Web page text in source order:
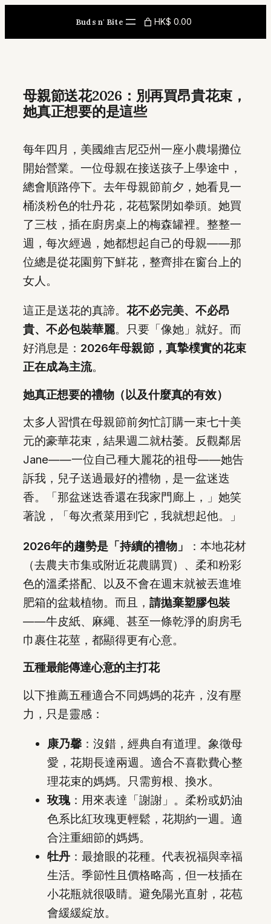
content
Buds n' Bite HK$ 0.00
母親節送花2026：別再買昂貴花束，
她真正想要的是這些
每年四月，美國維吉尼亞州一座小農場攤位
開始營業。一位母親在接送孩子上學途中，
總會順路停下。去年母親節前夕，她看見一
桶淡粉色的牡丹花，花苞緊閉如拳頭。她買
了三枝，插在廚房桌上的梅森罐裡。整整一
週，每次經過，她都想起自己的母親——那
位總是從花園剪下鮮花，整齊排在窗台上的
女人。
這正是送花的真諦。 花不必完美、不必昂
貴、不必包裝華麗。只要「像她」就好。而
好消息是： 2026年母親節，真摯樸實的花束
正在成為主流。
她真正想要的禮物（以及什麼真的有效）
太多人習慣在母親節前匆忙訂購一束七十美
元的豪華花束，結果週二就枯萎。反觀鄰居
Jane——一位自己種大麗花的祖母——她告
訴我，兒子送過最好的禮物，是一盆迷迭
香。「那盆迷迭香還在我家門廊上，」她笑
著說，「每次煮菜用到它，我就想起他。」
2026年的趨勢是「持續的禮物」
：本地花材
（去農夫市集或附近花農購買）、柔和粉彩
色的溫柔搭配、以及不會在週末就被丟進堆
肥箱的盆栽植物。而且， 請拋棄塑膠包裝
——牛皮紙、麻繩、甚至一條乾淨的廚房毛
巾裹住花莖，都顯得更有心意。
五種最能傳達心意的主打花
以下推薦五種適合不同媽媽的花卉，沒有壓
力，只是靈感：
康乃馨 ：沒錯，經典自有道理。象徵母
愛，花期長達兩週。適合不喜歡費心整
理花束的媽媽。只需剪根、換水。
玫瑰：用來表達「謝謝」。柔粉或奶油
色系比紅玫瑰更輕鬆，花期約一週。適
合注重細節的媽媽。
牡丹 ：最搶眼的花種。代表祝福與幸福
生活。季節性且價格略高，但一枝插在
小花瓶就很吸睛。避免陽光直射，花苞
會緩緩綻放。